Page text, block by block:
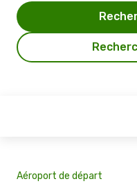
Aéroport de départ